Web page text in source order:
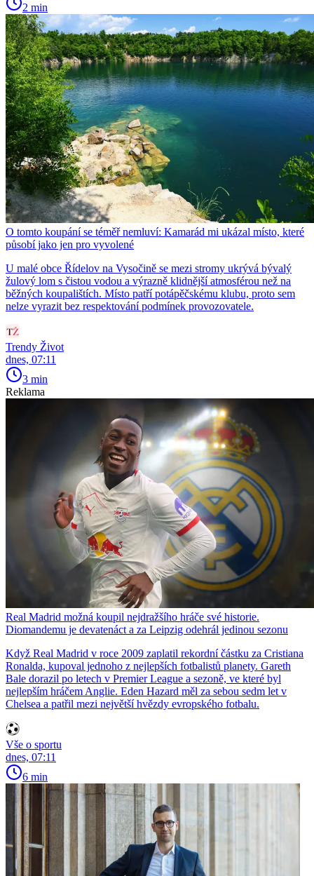
2 min
O tomto koupání se téměř nemluví: Kamarád mi ukázal místo, které
působí jako jen pro vyvolené
U malé obce Řídelov na Vysočině se mezi stromy ukrývá bývalý
žulový lom s čistou vodou a výrazně klidnější atmosférou než na
běžných koupalištích. Místo patří potápěčskému klubu, proto sem
nelze vyrazit bez respektování podmínek provozovatele.
Trendy Život
dnes, 07:11
3 min
Reklama
Real Madrid možná koupil nejdražšího hráče své historie.
Diomandemu je devatenáct a za Leipzig odehrál jedinou sezonu
Když Real Madrid v roce 2009 zaplatil rekordní částku za Cristiana
Ronalda, kupoval jednoho z nejlepších fotbalistů planety. Gareth
Bale dorazil po letech v Premier League a sezoně, ve které byl
nejlepším hráčem Anglie. Eden Hazard měl za sebou sedm let v
Chelsea a patřil mezi největší hvězdy evropského fotbalu.
Vše o sportu
dnes, 07:11
6 min